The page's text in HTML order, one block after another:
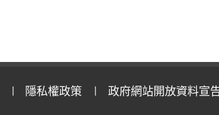
隱私權政策 政府網站開放資料宣